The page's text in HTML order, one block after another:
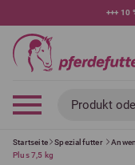
+++ 10
Produkt
Startseite Spezialfutter
Plus 7,5 kg